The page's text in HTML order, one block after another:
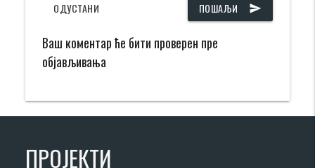
ПОШАЉИ send
ОДУСТАНИ
Ваш коментар ће бити проверен пре
објављивања
ПРОЈЕКТИ